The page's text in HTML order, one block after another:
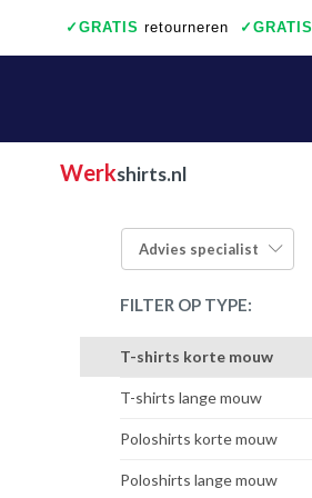
✓ GRATIS retourneren ✓ GRATIS
Werkshirts.nl
FILTER OP TYPE:
T-shirts korte mouw
T-shirts lange mouw
Poloshirts korte mouw
Poloshirts lange mouw
Advies specialist